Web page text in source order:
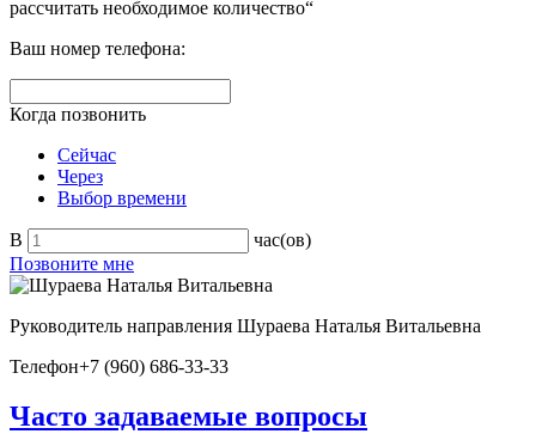
рассчитать необходимое количество“
Ваш номер телефона:
Когда позвонить
Сейчас
Через
Выбор времени
В
час(ов)
Позвоните мне
Руководитель направления Шураева Наталья Витальевна
Телефон+7 (960) 686-33-33
Часто задаваемые вопросы